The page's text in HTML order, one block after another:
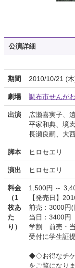
公演詳細
期間 2010/10/21 (
劇場 調布市せんが
出演
広瀬喜実子、
平家和典、境
長瀬良嗣、大
脚本 ヒロセエリ
演出 ヒロセエリ
料金
（1
枚あ
た
り）
1,500円 ～
【発売日】
前売：3000円
当日：3400円
学割 前売・当
受付に学生証提
◆◇お得なチケ
をご覧になり